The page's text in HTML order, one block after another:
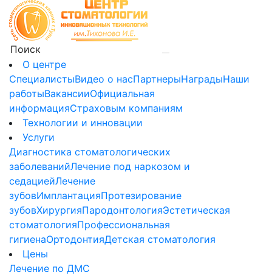
О центре
СпециалистыВидео о насПартнерыНаградыНаши
работыВакансииОфициальная
информацияСтраховым компаниям
Технологии и инновации
Услуги
Диагностика стоматологических
заболеванийЛечение под наркозом и
седациейЛечение
зубовИмплантацияПротезирование
зубовХирургияПародонтологияЭстетическая
стоматологияПрофессиональная
гигиенаОртодонтияДетская стоматология
Цены
Лечение по ДМС